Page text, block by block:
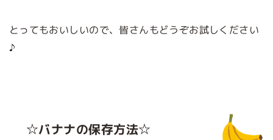
とってもおいしいので、皆さんもどうぞお試しください
♪
☆バナナの保存方法☆